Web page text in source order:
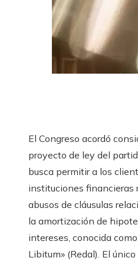
El Congreso acordó
proyecto de ley del
busca permitir a los
instituciones financieras
abusos de cláusulas
la amortización de
intereses, conocida
Libitum» (Redal). El